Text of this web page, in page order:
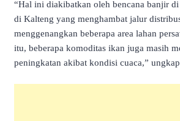
“Hal ini diakibatkan oleh bencana banjir di
di Kalteng yang menghambat jalur
menggenangkan beberapa area lahan
itu, beberapa komoditas ikan juga masih
peningkatan akibat kondisi cuaca,”